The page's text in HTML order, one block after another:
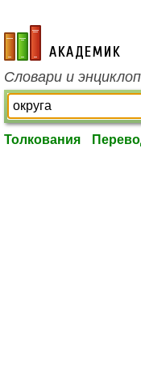
academic.ru
Словари и
Толкования